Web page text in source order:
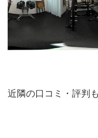
近隣の口コミ・評判